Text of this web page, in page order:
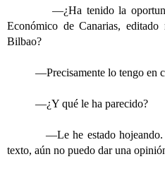
—¿Ha tenido la
Económico de Canarias, editado
Bilbao?
—Precisamente lo tengo en
—¿Y qué le ha parecido?
—Le he estado hojeando.
texto, aún no puedo dar una